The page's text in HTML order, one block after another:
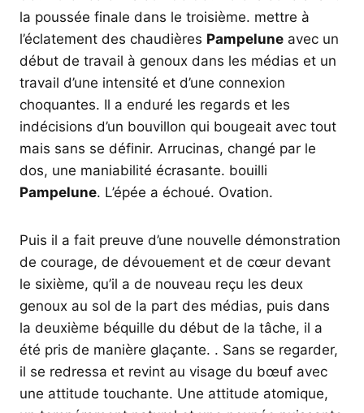
la poussée finale dans le troisième. mettre à
l’éclatement des chaudières Pampelune avec un
début de travail à genoux dans les médias et un
travail d’une intensité et d’une connexion
choquantes. Il a enduré les regards et les
indécisions d’un bouvillon qui bougeait avec tout
mais sans se définir. Arrucinas, changé par le
dos, une maniabilité écrasante. bouilli
Pampelune. L’épée a échoué. Ovation.
Puis il a fait preuve d’une nouvelle démonstration
de courage, de dévouement et de cœur devant
le sixième, qu’il a de nouveau reçu les deux
genoux au sol de la part des médias, puis dans
la deuxième béquille du début de la tâche, il a
été pris de manière glaçante. . Sans se regarder,
il se redressa et revint au visage du bœuf avec
une attitude touchante. Une attitude atomique,